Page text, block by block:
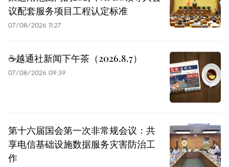
议配套服务项目工程认定标准
07/08/2026 11:27
☕️越通社新闻下午茶（2026.8.7）
07/08/2026 09:39
第十六届国会第一次非常规会议：共
享电信基础设施数据服务灾害防治工
作